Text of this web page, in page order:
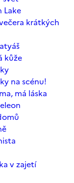
Lake
krátkých
kůže
na scénu!
má láska
v zajetí